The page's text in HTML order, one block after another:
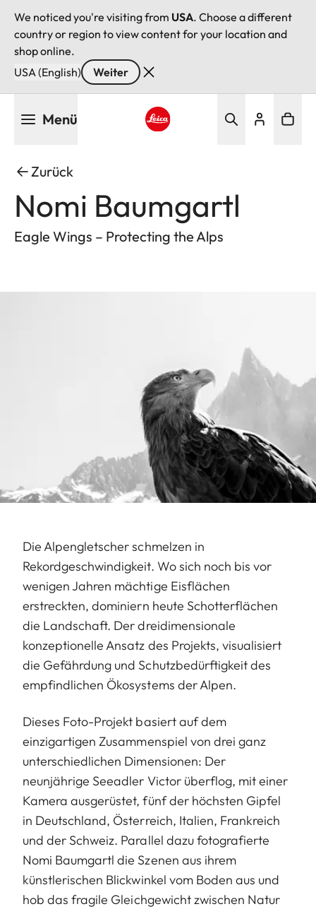
We noticed you're visiting from USA. Choose a different
country or region to view content for your location and
shop online.
USA (English)
Weiter
Menü
Zurück
Nomi Baumgartl
Eagle Wings – Protecting the Alps
Die Alpengletscher schmelzen in
Rekordgeschwindigkeit. Wo sich noch bis vor
wenigen Jahren mächtige Eisflächen
erstreckten, dominiern heute Schotterflächen
die Landschaft. Der dreidimensionale
konzeptionelle Ansatz des Projekts, visualisiert
die Gefährdung und Schutzbedürftigkeit des
empfindlichen Ökosystems der Alpen.
Dieses Foto-Projekt basiert auf dem
einzigartigen Zusammenspiel von drei ganz
unterschiedlichen Dimensionen: Der
neunjährige Seeadler Victor überflog, mit einer
Kamera ausgerüstet, fünf der höchsten Gipfel
in Deutschland, Österreich, Italien, Frankreich
und der Schweiz. Parallel dazu fotografierte
Nomi Baumgartl die Szenen aus ihrem
künstlerischen Blickwinkel vom Boden aus und
hob das fragile Gleichgewicht zwischen Natur